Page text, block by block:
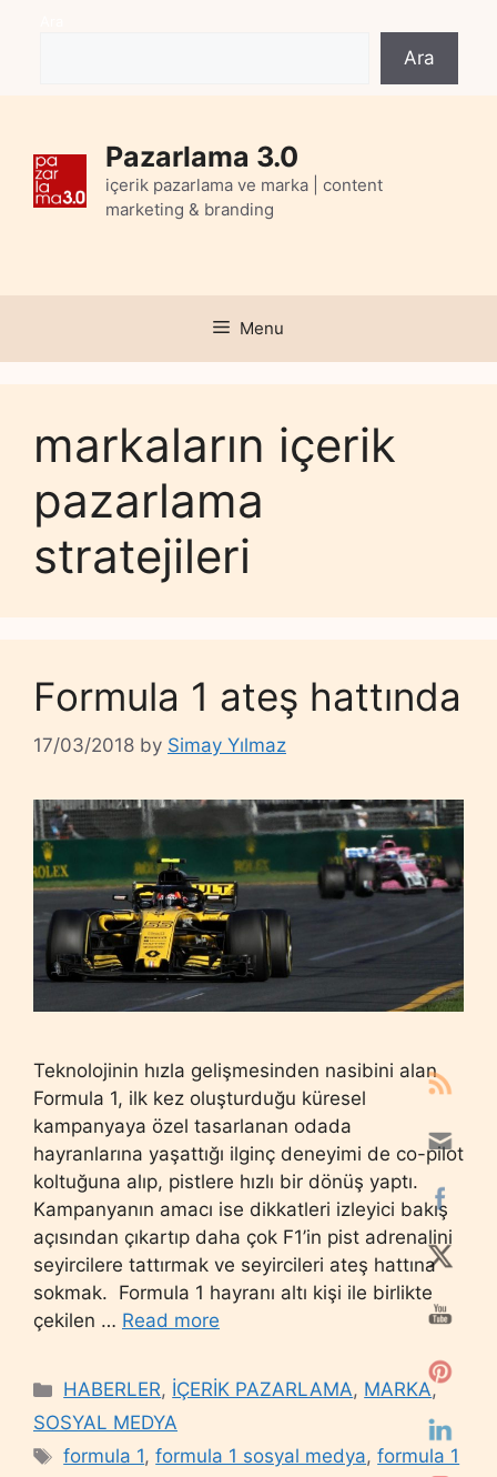
Ara
Pazarlama 3.0
içerik pazarlama ve marka | content
marketing & branding
Menu
markaların içerik
pazarlama
stratejileri
Formula 1 ateş hattında
17/03/2018 by Simay Yılmaz
Teknolojinin hızla gelişmesinden nasibini alan
Formula 1, ilk kez oluşturduğu küresel
kampanyaya özel tasarlanan odada
hayranlarına yaşattığı ilginç deneyimi de co-pilot
koltuğuna alıp, pistlere hızlı bir dönüş yaptı.
Kampanyanın amacı ise dikkatleri izleyici bakış
açısından çıkartıp daha çok F1’in pist adrenalini
seyircilere tattırmak ve seyircileri ateş hattına
sokmak. Formula 1 hayranı altı kişi ile birlikte
çekilen … Read more
Categories
HABERLER, İÇERİK PAZARLAMA, MARKA,
SOSYAL MEDYA
Tags
formula 1,formula 1 sosyal medya,formula 1